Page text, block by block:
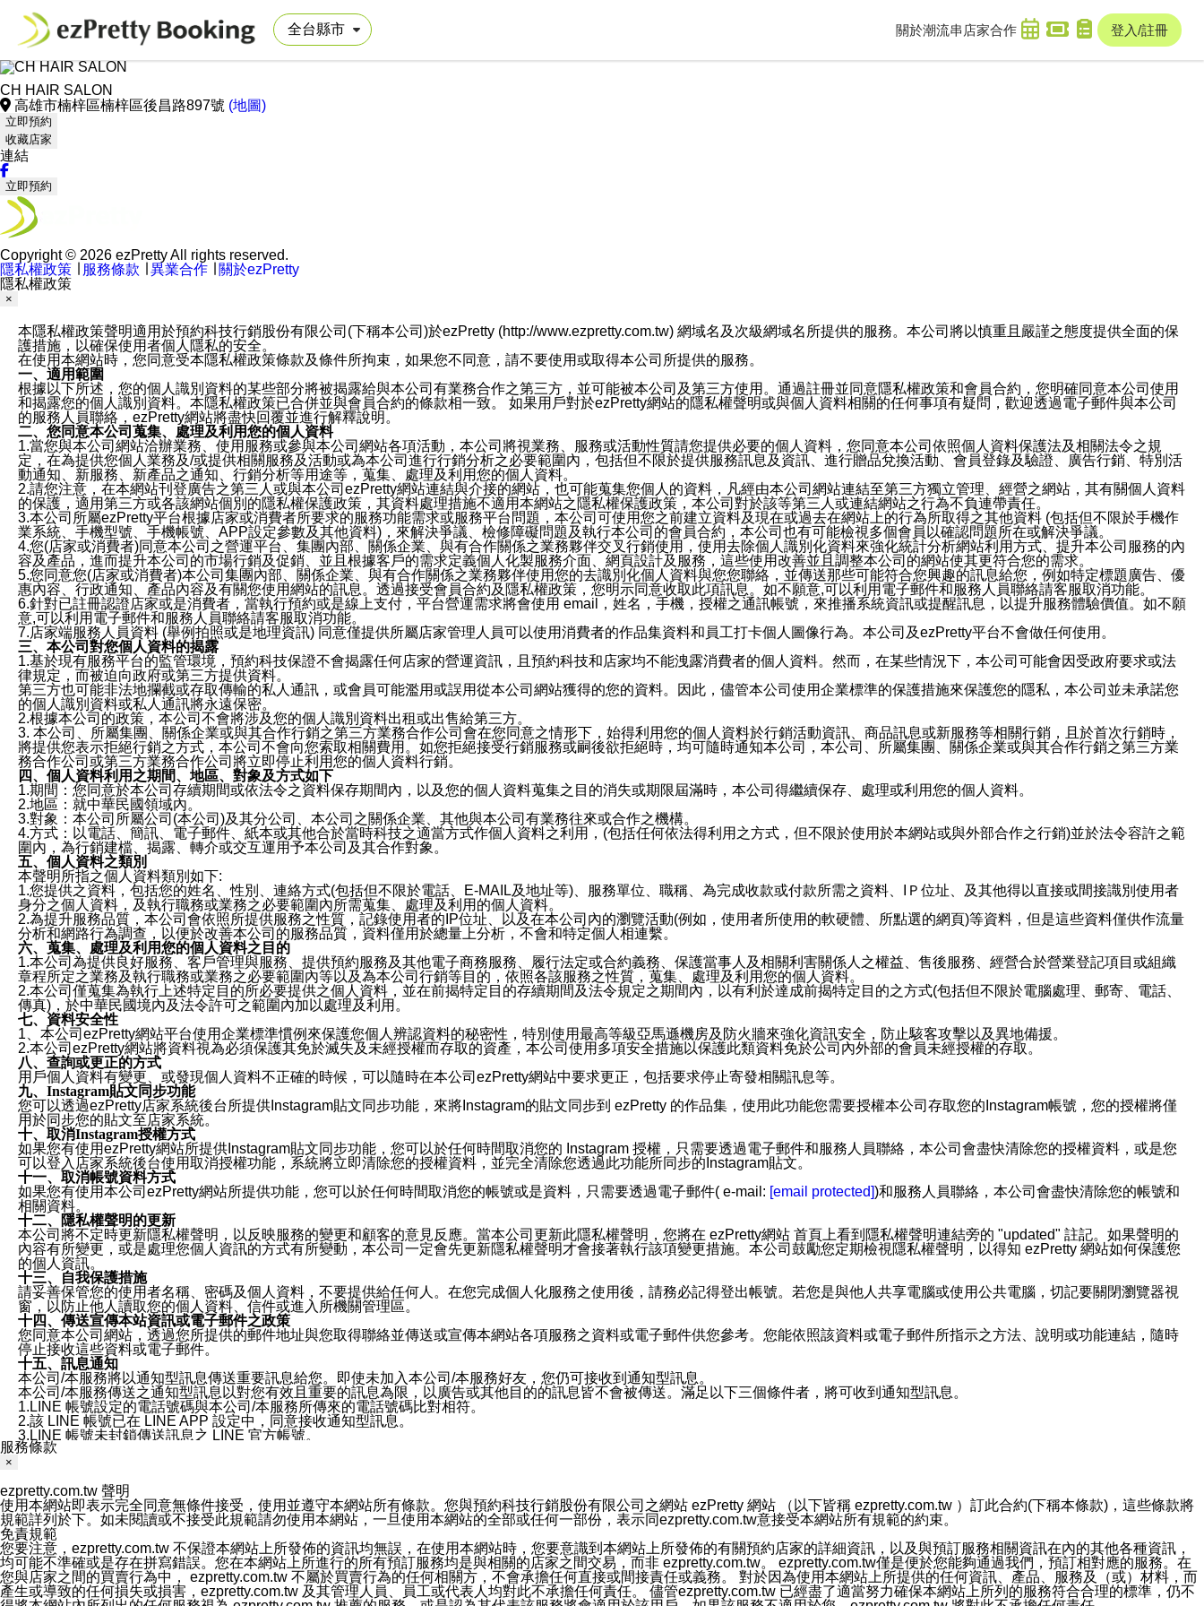
關於潮流串 店家合作 登入/註冊
CH HAIR SALON
高雄市楠梓區楠梓區後昌路897號 (地圖)
立即預約
收藏店家
連結
立即預約
Copyright © 2026 ezPretty All rights reserved.
隱私權政策
服務條款 異業合作
關於ezPretty
隱私權政策
×
本隱私權政策聲明適用於預約科技行銷股份有限公司(下稱本公司)於ezPretty (http://www.ezpretty.com.tw) 網域名及次級網域名所提供的服務。本公司將以慎重且嚴謹之態度提供全面的保
護措施，以確保使用者個人隱私的安全。
在使用本網站時，您同意受本隱私權政策條款及條件所拘束，如果您不同意，請不要使用或取得本公司所提供的服務。
一、適用範圍
根據以下所述，您的個人識別資料的某些部分將被揭露給與本公司有業務合作之第三方，並可能被本公司及第三方使用。通過註冊並同意隱私權政策和會員合約，您明確同意本公司使用
和揭露您的個人識別資料。本隱私權政策已合併並與會員合約的條款相一致。 如果用戶對於ezPretty網站的隱私權聲明或與個人資料相關的任何事項有疑問，歡迎透過電子郵件與本公司
的服務人員聯絡，ezPretty網站將盡快回覆並進行解釋說明。
二、您同意本公司蒐集、處理及利用您的個人資料
1.當您與本公司網站洽辦業務、使用服務或參與本公司網站各項活動，本公司將視業務、服務或活動性質請您提供必要的個人資料，您同意本公司依照個人資料保護法及相關法令之規
定，在為提供您個人業務及/或提供相關服務及活動或為本公司進行行銷分析之必要範圍內，包括但不限於提供服務訊息及資訊、進行贈品兌換活動、會員登錄及驗證、廣告行銷、特別活
動通知、新服務、新產品之通知、行銷分析等用途等，蒐集、處理及利用您的個人資料。
2.請您注意，在本網站刊登廣告之第三人或與本公司ezPretty網站連結與介接的網站，也可能蒐集您個人的資料，凡經由本公司網站連結至第三方獨立管理、經營之網站，其有關個人資料
的保護，適用第三方或各該網站個別的隱私權保護政策，其資料處理措施不適用本網站之隱私權保護政策，本公司對於該等第三人或連結網站之行為不負連帶責任。
3.本公司所屬ezPretty平台根據店家或消費者所要求的服務功能需求或服務平台問題，本公司可使用您之前建立資料及現在或過去在網站上的行為所取得之其他資料 (包括但不限於手機作
業系統、手機型號、手機帳號、APP設定參數及其他資料)，來解決爭議、檢修障礙問題及執行本公司的會員合約，本公司也有可能檢視多個會員以確認問題所在或解決爭議。
4.您(店家或消費者)同意本公司之營運平台、集團內部、關係企業、與有合作關係之業務夥伴交叉行銷使用，使用去除個人識別化資料來強化統計分析網站利用方式、提升本公司服務的內
容及產品，進而提升本公司的市場行銷及促銷、並且根據客戶的需求定義個人化製服務介面、網頁設計及服務，這些使用改善並且調整本公司的網站使其更符合您的需求。
5.您同意您(店家或消費者)本公司集團內部、關係企業、與有合作關係之業務夥伴使用您的去識別化個人資料與您您聯絡，並傳送那些可能符合您興趣的訊息給您，例如特定標題廣告、優
惠內容、行政通知、產品內容及有關您使用網站的訊息。透過接受會員合約及隱私權政策，您明示同意收取此項訊息。如不願意,可以利用電子郵件和服務人員聯絡請客服取消功能。
6.針對已註冊認證店家或是消費者，當執行預約或是線上支付，平台營運需求將會使用 email，姓名，手機，授權之通訊帳號，來推播系統資訊或提醒訊息，以提升服務體驗價值。如不願
意,可以利用電子郵件和服務人員聯絡請客服取消功能。
7.店家端服務人員資料 (舉例拍照或是地理資訊) 同意僅提供所屬店家管理人員可以使用消費者的作品集資料和員工打卡個人圖像行為。本公司及ezPretty平台不會做任何使用。
三、本公司對您個人資料的揭露
1.基於現有服務平台的監管環境，預約科技保證不會揭露任何店家的營運資訊，且預約科技和店家均不能洩露消費者的個人資料。然而，在某些情況下，本公司可能會因受政府要求或法
律規定，而被迫向政府或第三方提供資料。
第三方也可能非法地攔截或存取傳輸的私人通訊，或會員可能濫用或誤用從本公司網站獲得的您的資料。因此，儘管本公司使用企業標準的保護措施來保護您的隱私，本公司並未承諾您
的個人識別資料或私人通訊將永遠保密。
2.根據本公司的政策，本公司不會將涉及您的個人識別資料出租或出售給第三方。
3. 本公司、所屬集團、關係企業或與其合作行銷之第三方業務合作公司會在您同意之情形下，始得利用您的個人資料於行銷活動資訊、商品訊息或新服務等相關行銷，且於首次行銷時，
將提供您表示拒絕行銷之方式，本公司不會向您索取相關費用。如您拒絕接受行銷服務或嗣後欲拒絕時，均可隨時通知本公司，本公司、所屬集團、關係企業或與其合作行銷之第三方業
務合作公司或第三方業務合作公司將立即停止利用您的個人資料行銷。
四、個人資料利用之期間、地區、對象及方式如下
1.期間：您同意於本公司存續期間或依法令之資料保存期間內，以及您的個人資料蒐集之目的消失或期限屆滿時，本公司得繼續保存、處理或利用您的個人資料。
2.地區：就中華民國領域內。
3.對象：本公司所屬公司(本公司)及其分公司、本公司之關係企業、其他與本公司有業務往來或合作之機構。
4.方式：以電話、簡訊、電子郵件、紙本或其他合於當時科技之適當方式作個人資料之利用，(包括任何依法得利用之方式，但不限於使用於本網站或與外部合作之行銷)並於法令容許之範
圍內，為行銷建檔、揭露、轉介或交互運用予本公司及其合作對象。
五、個人資料之類別
本聲明所指之個人資料類別如下:
1.您提供之資料，包括您的姓名、性別、連絡方式(包括但不限於電話、E-MAIL及地址等)、服務單位、職稱、為完成收款或付款所需之資料、IＰ位址、及其他得以直接或間接識別使用者
身分之個人資料，及執行職務或業務之必要範圍內所需蒐集、處理及利用的個人資料。
2.為提升服務品質，本公司會依照所提供服務之性質，記錄使用者的IP位址、以及在本公司內的瀏覽活動(例如，使用者所使用的軟硬體、所點選的網頁)等資料，但是這些資料僅供作流量
分析和網路行為調查，以便於改善本公司的服務品質，資料僅用於總量上分析，不會和特定個人相連繫。
六、蒐集、處理及利用您的個人資料之目的
1.本公司為提供良好服務、客戶管理與服務、提供預約服務及其他電子商務服務、履行法定或合約義務、保護當事人及相關利害關係人之權益、售後服務、經營合於營業登記項目或組織
章程所定之業務及執行職務或業務之必要範圍內等以及為本公司行銷等目的，依照各該服務之性質，蒐集、處理及利用您的個人資料。
2.本公司僅蒐集為執行上述特定目的所必要提供之個人資料，並在前揭特定目的存續期間及法令規定之期間內，以有利於達成前揭特定目的之方式(包括但不限於電腦處理、郵寄、電話、
傳真)，於中華民國境內及法令許可之範圍內加以處理及利用。
七、資料安全性
1、本公司ezPretty網站平台使用企業標準慣例來保護您個人辨認資料的秘密性，特別使用最高等級亞馬遜機房及防火牆來強化資訊安全，防止駭客攻擊以及異地備援。
2.本公司ezPretty網站將資料視為必須保護其免於滅失及未經授權而存取的資產，本公司使用多項安全措施以保護此類資料免於公司內外部的會員未經授權的存取。
八、查詢或更正的方式
用戶個人資料有變更、或發現個人資料不正確的時候，可以隨時在本公司ezPretty網站中要求更正，包括要求停止寄發相關訊息等。
九、Instagram貼文同步功能
您可以透過ezPretty店家系統後台所提供Instagram貼文同步功能，來將Instagram的貼文同步到 ezPretty 的作品集，使用此功能您需要授權本公司存取您的Instagram帳號，您的授權將僅
用於同步您的貼文至店家系統。
十、取消Instagram授權方式
如果您有使用ezPretty網站所提供Instagram貼文同步功能，您可以於任何時間取消您的 Instagram 授權，只需要透過電子郵件和服務人員聯絡，本公司會盡快清除您的授權資料，或是您
可以登入店家系統後台使用取消授權功能，系統將立即清除您的授權資料，並完全清除您透過此功能所同步的Instagram貼文。
十一、取消帳號資料方式
如果您有使用本公司ezPretty網站所提供功能，您可以於任何時間取消您的帳號或是資料，只需要透過電子郵件( e-mail: [email protected])和服務人員聯絡，本公司會盡快清除您的帳號和
相關資料。
十二、隱私權聲明的更新
本公司將不定時更新隱私權聲明，以反映服務的變更和顧客的意見反應。當本公司更新此隱私權聲明，您將在 ezPretty網站 首頁上看到隱私權聲明連結旁的 "updated" 註記。如果聲明的
內容有所變更，或是處理您個人資訊的方式有所變動，本公司一定會先更新隱私權聲明才會接著執行該項變更措施。本公司鼓勵您定期檢視隱私權聲明，以得知 ezPretty 網站如何保護您
的個人資訊。
十三、自我保護措施
請妥善保管您的使用者名稱、密碼及個人資料，不要提供給任何人。在您完成個人化服務之使用後，請務必記得登出帳號。若您是與他人共享電腦或使用公共電腦，切記要關閉瀏覽器視
窗，以防止他人讀取您的個人資料、信件或進入所機關管理區。
十四、傳送宣傳本站資訊或電子郵件之政策
您同意本公司網站，透過您所提供的郵件地址與您取得聯絡並傳送或宣傳本網站各項服務之資料或電子郵件供您參考。您能依照該資料或電子郵件所指示之方法、說明或功能連結，隨時
停止接收這些資料或電子郵件。
十五、訊息通知
本公司/本服務將以通知型訊息傳送重要訊息給您。即使未加入本公司/本服務好友，您仍可接收到通知型訊息。
本公司/本服務傳送之通知型訊息以對您有效且重要的訊息為限，以廣告或其他目的的訊息皆不會被傳送。滿足以下三個條件者，將可收到通知型訊息。
1.LINE 帳號設定的電話號碼與本公司/本服務所傳來的電話號碼比對相符。
2.該 LINE 帳號已在 LINE APP 設定中，同意接收通知型訊息。
3.LINE 帳號未封鎖傳送訊息之 LINE 官方帳號。
欲變更通知型訊息的設定，操作如下：
3.點選「提供使用資料」
4.點選「LINE通知型訊息」
5.開關「接收LINE通知型訊息」
❗️關閉「接收通知型訊息」後，將不會接收到來自任何企業官方帳號或認證官方帳號的通知型訊息。
服務條款
×
ezpretty.com.tw 聲明
使用本網站即表示完全同意無條件接受，使用並遵守本網站所有條款。您與預約科技行銷股份有限公司之網站 ezPretty 網站 （以下皆稱 ezpretty.com.tw ）訂此合約(下稱本條款)，這些條款將
規範詳列於下。如未閱讀或不接受此規範請勿使用本網站，一旦使用本網站的全部或任何一部份，表示同ezpretty.com.tw意接受本網站所有規範的約束。
免責規範
您要注意，ezpretty.com.tw 不保證本網站上所發佈的資訊均無誤，在使用本網站時，您要意識到本網站上所發佈的有關預約店家的詳細資訊，以及與預訂服務相關資訊在內的其他各種資訊，
均可能不準確或是存在拼寫錯誤。您在本網站上所進行的所有預訂服務均是與相關的店家之間交易，而非 ezpretty.com.tw。 ezpretty.com.tw僅是便於您能夠通過我們，預訂相對應的服務。在
您與店家之間的買賣行為中， ezpretty.com.tw 不屬於買賣行為的任何相關方，不會承擔任何直接或間接責任或義務。 對於因為使用本網站上所提供的任何資訊、產品、服務及（或）材料，而
產生或導致的任何損失或損害，ezpretty.com.tw 及其管理人員、員工或代表人均對此不承擔任何責任。 儘管ezpretty.com.tw 已經盡了適當努力確保本網站上所列的服務符合合理的標準，仍不